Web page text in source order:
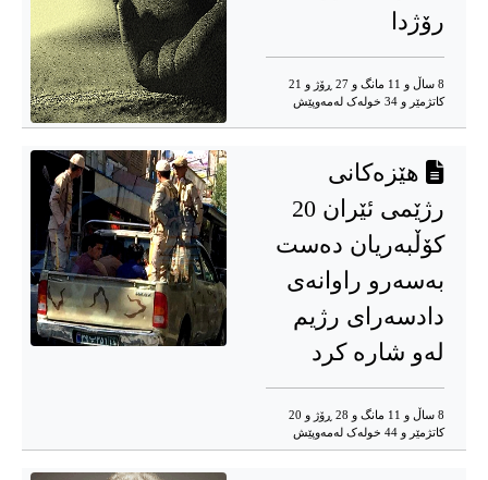
رۆژدا
8 ساڵ و 11 مانگ و 27 ڕۆژ و 21
کاتژمێر و 34 خوله‌ک له‌مه‌وپێش‌
هێزەکانی
رژێمی ئێران 20
کۆڵبەریان دەست
بەسەرو راوانەی
دادسەرای رژیم
لەو شارە کرد
8 ساڵ و 11 مانگ و 28 ڕۆژ و 20
کاتژمێر و 44 خوله‌ک له‌مه‌وپێش‌